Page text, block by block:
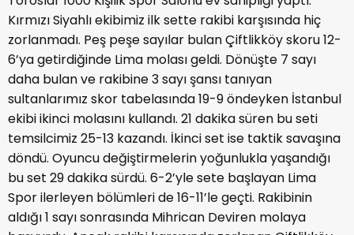
Kırmızı Siyahlı ekibimiz ilk sette rakibi karşısında hiç
zorlanmadı. Peş peşe sayılar bulan Çiftlikköy skoru 12-
6’ya getirdiğinde Lima molası geldi. Dönüşte 7 sayı
daha bulan ve rakibine 3 sayı şansı tanıyan
sultanlarımız skor tabelasında 19-9 öndeyken İstanbul
ekibi ikinci molasını kullandı. 21 dakika süren bu seti
temsilcimiz 25-13 kazandı. İkinci set ise taktik savaşına
döndü. Oyuncu değiştirmelerin yoğunlukla yaşandığı
bu set 29 dakika sürdü. 6-2’yle sete başlayan Lima
Spor ilerleyen bölümleri de 16-11’le geçti. Rakibinin
aldığı 1 sayı sonrasında Mihrican Deviren molaya